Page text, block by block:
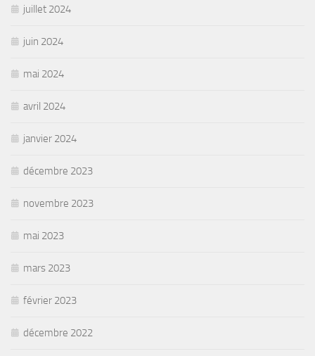
juillet 2024
juin 2024
mai 2024
avril 2024
janvier 2024
décembre 2023
novembre 2023
mai 2023
mars 2023
février 2023
décembre 2022